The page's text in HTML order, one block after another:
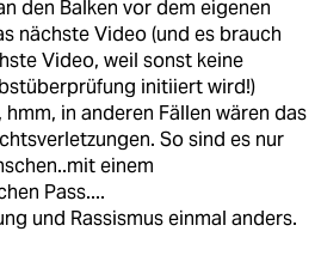
den Balken vor dem eigenen
nächste Video (und es brauch
Video, weil sonst keine
initiiert wird!)
in anderen Fällen wären das
So sind es nur
einem
Pass....
und Rassismus einmal anders.